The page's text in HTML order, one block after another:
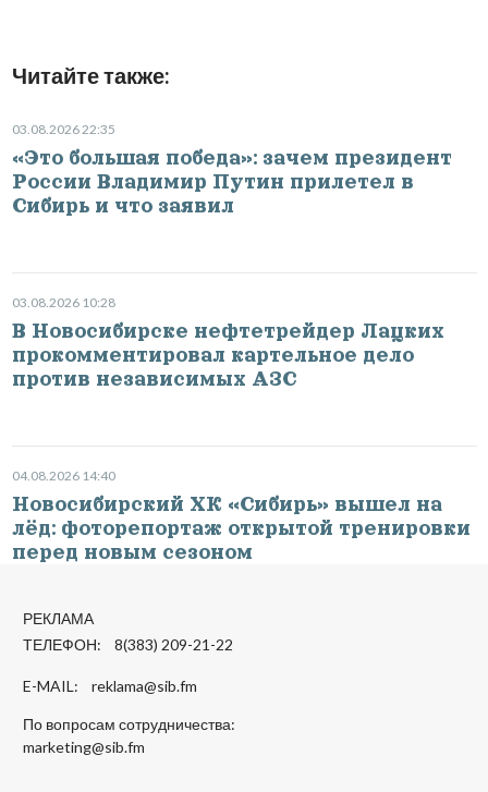
Читайте также:
03.08.2026 22:35
«Это большая победа»: зачем президент
России Владимир Путин прилетел в
Сибирь и что заявил
03.08.2026 10:28
В Новосибирске нефтетрейдер Лацких
прокомментировал картельное дело
против независимых АЗС
04.08.2026 14:40
Новосибирский ХК «Сибирь» вышел на
лёд: фоторепортаж открытой тренировки
перед новым сезоном
РЕКЛАМА
ТЕЛЕФОН: 8(383) 209-21-22
E-MAIL: reklama@sib.fm
По вопросам сотрудничества:
marketing@sib.fm